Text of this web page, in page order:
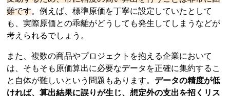
難です。例えば、標準原価を丁寧に設定していたとして
も、実際原価との乖離がどうしても発生してしまうなどが
考えられるでしょう。
また、複数の商品やプロジェクトを抱える企業において
は、そもそも原価算出に必要なデータを正確に集約するこ
と自体が難しいという問題もあります。データの精度が低
ければ、算出結果に誤りが生じ、想定外の支出を招くリス